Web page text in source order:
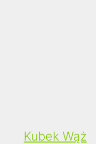
Kubek Wąż